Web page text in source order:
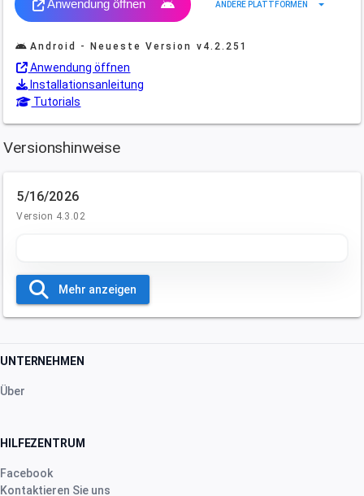
Anwendung öffnen ANDERE PLATTFORMEN arrow_drop_down
Android - Neueste Version v4.2.251
Anwendung öffnen
Installationsanleitung
Tutorials
Versionshinweise
5/16/2026
Version 4.3.02
Mehr anzeigen
UNTERNEHMEN
Über
HILFEZENTRUM
Facebook
Kontaktieren Sie uns